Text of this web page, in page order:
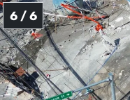
6 / 6